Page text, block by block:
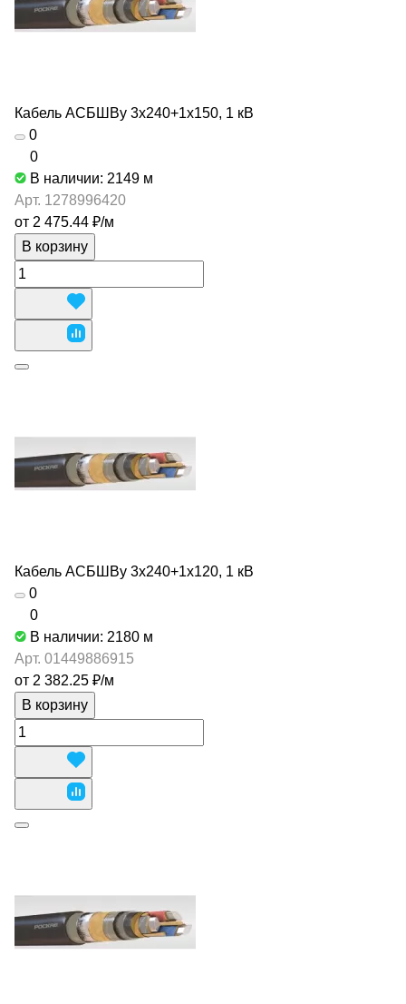
Кабель АСБШВу 3х240+1х150, 1 кВ
0
0
В наличии: 2149 м
Арт. 1278996420
от 2 475.44 ₽/м
В корзину
Кабель АСБШВу 3х240+1х120, 1 кВ
0
0
В наличии: 2180 м
Арт. 01449886915
от 2 382.25 ₽/м
В корзину